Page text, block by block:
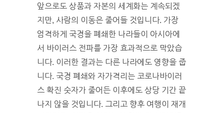
앞으로도 상품과 자본의 세계화는 계속되겠
지만, 사람의 이동은 줄어들 것입니다. 가장
엄격하게 국경을 폐쇄한 나라들이 아시아에
서 바이러스 전파를 가장 효과적으로 막았습
니다. 이러한 결과는 다른 나라에도 영향을 줍
니다. 국경 폐쇄와 자가격리는 코로나바이러
스 확진 숫자가 줄어든 이후에도 상당 기간 끝
나지 않을 것입니다. 그리고 향후 여행이 재개